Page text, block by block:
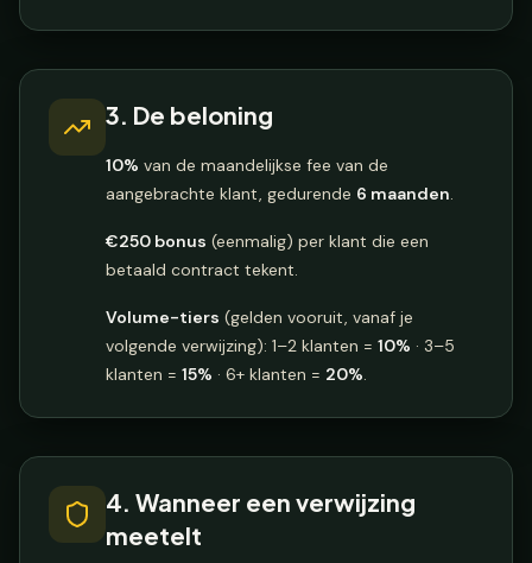
3. De beloning
10% van de maandelijkse fee van de
aangebrachte klant, gedurende 6 maanden.
€250 bonus (eenmalig) per klant die een
betaald contract tekent.
Volume-tiers (gelden vooruit, vanaf je
volgende verwijzing): 1–2 klanten = 10% · 3–5
klanten = 15% · 6+ klanten = 20%.
4. Wanneer een verwijzing
meetelt